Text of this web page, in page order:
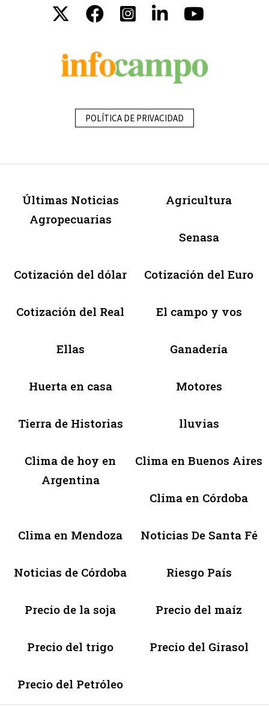
POLÍTICA DE PRIVACIDAD
Últimas Noticias
Agropecuarias
Agricultura
Senasa
Cotización del dólar Cotización del Euro
Cotización del Real El campo y vos
Ellas Ganadería
Huerta en casa Motores
Tierra de Historias lluvias
Clima de hoy en
Argentina
Clima en Buenos Aires
Clima en Córdoba
Clima en Mendoza Noticias De Santa Fé
Noticias de Córdoba Riesgo País
Precio de la soja Precio del maíz
Precio del trigo Precio del Girasol
Precio del Petróleo